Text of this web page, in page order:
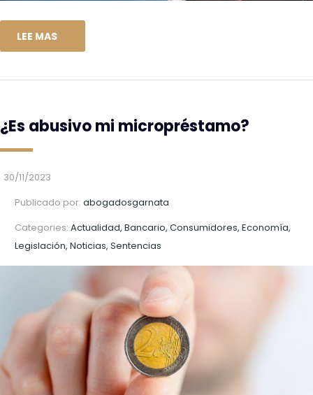
LEE MAS
¿Es abusivo mi micropréstamo?
30/11/2023
Publicado por: abogadosgarnata
Categories: Actualidad, Bancario, Consumidores, Economía,
Legislación, Noticias, Sentencias